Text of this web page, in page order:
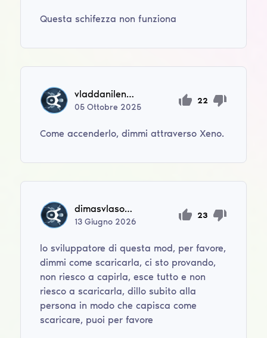
Questa schifezza non funziona
vladdanilenkoboom
05Ottobre 2025
22
Come accenderlo, dimmi attraverso Xeno.
dimasvlasov9326
13Giugno 2026
23
lo sviluppatore di questa mod, per favore,
dimmi come scaricarla, ci sto provando,
non riesco a capirla, esce tutto e non
riesco a scaricarla, dillo subito alla
persona in modo che capisca come
scaricare, puoi per favore